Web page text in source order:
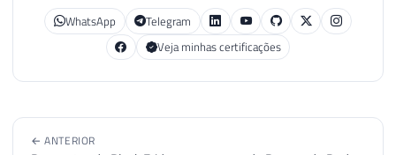
WhatsApp
Telegram
Veja minhas certificações
← ANTERIOR